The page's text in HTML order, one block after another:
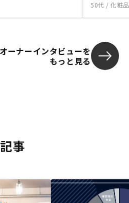
50代 / 化粧
オーナーインタビューを
もっと見る
事